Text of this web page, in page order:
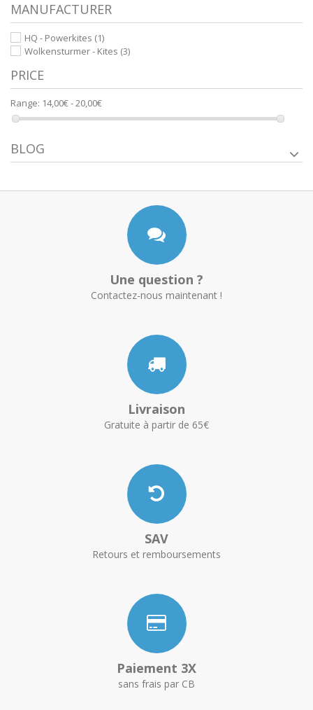
MANUFACTURER
HQ - Powerkites (1)
Wolkensturmer - Kites (3)
PRICE
Range: 14,00€ - 20,00€
BLOG
Une question ?
Contactez-nous maintenant !
Livraison
Gratuite à partir de 65€
SAV
Retours et remboursements
Paiement 3X
sans frais par CB